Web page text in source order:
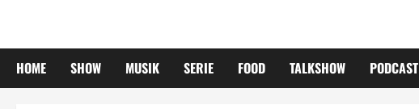
HOME SHOW MUSIK SERIE FOOD TALKSHOW PODCAST